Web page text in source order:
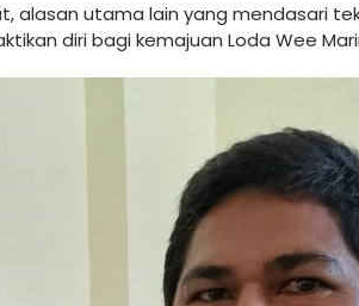
alasan utama lain yang mendasari
diri bagi kemajuan Loda Wee